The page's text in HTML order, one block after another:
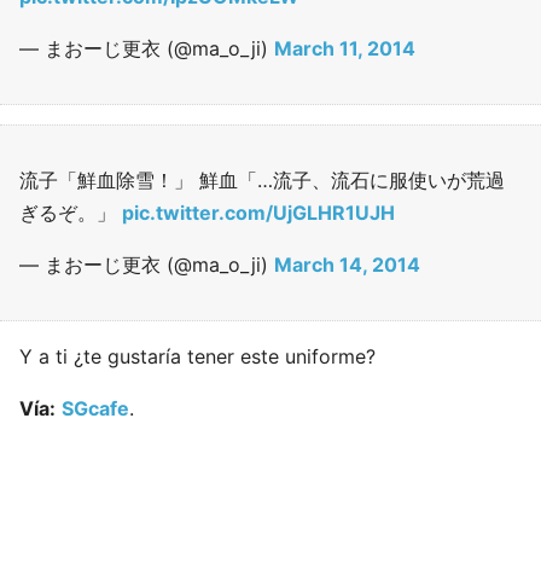
— まおーじ更衣 (@ma_o_ji) March 11, 2014
流子「鮮血除雪！」 鮮血「…流子、流石に服使いが荒過
ぎるぞ。」 pic.twitter.com/UjGLHR1UJH
— まおーじ更衣 (@ma_o_ji) March 14, 2014
Y a ti ¿te gustaría tener este uniforme?
Vía: SGcafe.